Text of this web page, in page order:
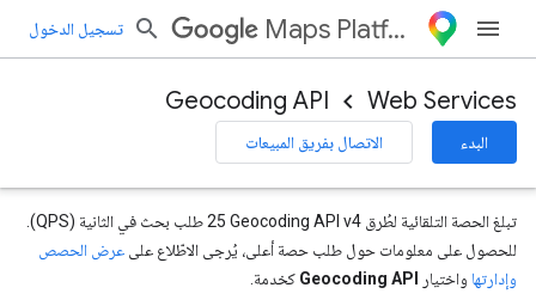
Maps Platform تسجيل الدخول
Web Services
Geocoding API
البدء الاتصال بفريق المبيعات
تبلغ الحصة التلقائية لطُرق Geocoding API v4‏ 25 طلب بحث في الثانية (QPS).
للحصول على معلومات حول طلب حصة أعلى، يُرجى الاطّلاع على عرض الحصص
وإدارتها واختيار Geocoding API كخدمة.